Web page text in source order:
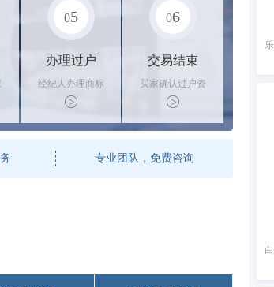
05
办理过户
经纪人办理商标
转让手续，交付
相关证书
06
交易结束
买家确认过户资
料后，平台解冻
资金支付卖家
专业团队，免费咨询